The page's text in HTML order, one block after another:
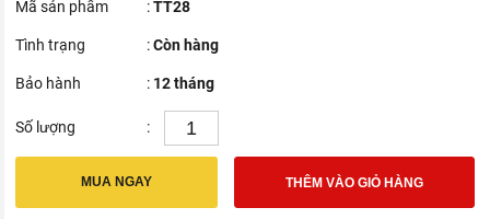
Mã sản phẩm :TT28
Tình trạng :Còn hàng
Bảo hành : 12 tháng
Số lượng :
MUA NGAY THÊM VÀO GIỎ HÀNG